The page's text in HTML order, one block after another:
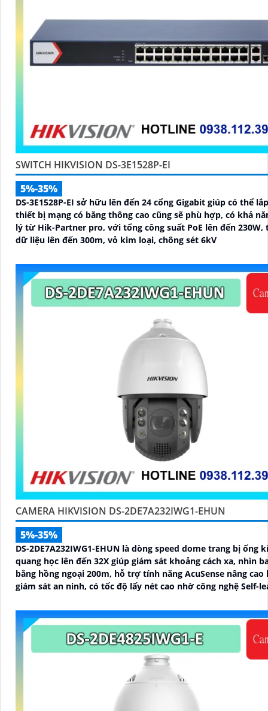
SWITCH HIKVISION DS-3E1528P-EI
5%-35%
DS-3E1528P-EI sở hữu lên đến 24 cổng Gigabit giúp có thể
thiết bị mạng có băng thông cao cũng sẽ phù hợp, có khả
lý từ Hik-Partner pro, với tổng công suất PoE lên đến 230W,
dữ liệu lên đến 300m, vỏ kim loại, chông sét 6kV
CAMERA HIKVISION DS-2DE7A232IWG1-EHUN
5%-35%
DS-2DE7A232IWG1-EHUN là dòng speed dome trang bị ống
quang học lên đến 32X giúp giám sát khoảng cách xa, nhìn
bằng hồng ngoại 200m, hỗ trợ tính năng AcuSense nâng cao
giám sát an ninh, có tốc độ lấy nét cao nhờ công nghệ Self-